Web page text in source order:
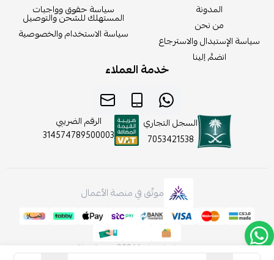
المدونة
من نحن
سياسة الإستبدال والاسترجاع
انضمَّ إلينا
سياسة حقوق وواجبات
المستهلك للشحن والتوصيل
سياسة الاستخدام والخصوصية
خدمة العملاء
السجل التجاري
7053421538
الرقم الضريبي
314574789500003
موثّق في منصة الأعمال
صنع بإتقان على | 2026 منصة سلة